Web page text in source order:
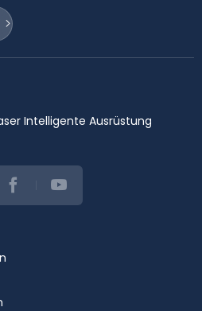
Intelligente Ausrüstung